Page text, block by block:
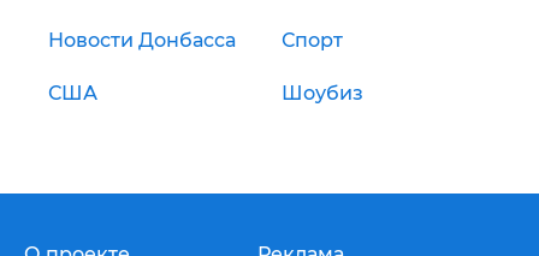
Новости Донбасса Спорт
США Шоубиз